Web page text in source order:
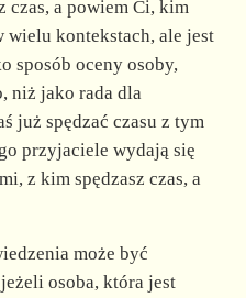
czas, a powiem Ci, kim
wielu kontekstach, ale jest
sposób oceny osoby,
niż jako rada dla
już spędzać czasu z tym
przyjaciele wydają się
z kim spędzasz czas, a
może być
osoba, która jest